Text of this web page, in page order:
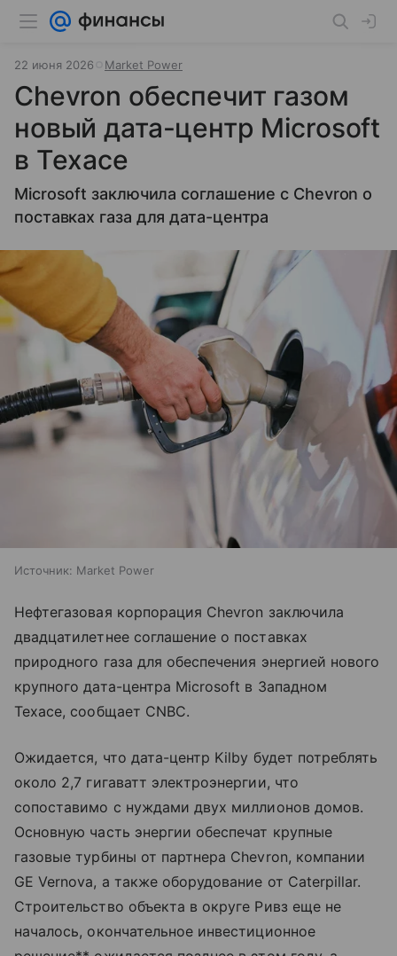
22 июня 2026 Market Power
Chevron обеспечит газом
новый дата-центр Microsoft
в Техасе
Microsoft заключила соглашение с Chevron о
поставках газа для дата-центра
Источник: Market Power
Нефтегазовая корпорация Chevron заключила
двадцатилетнее соглашение о поставках
природного газа для обеспечения энергией нового
крупного дата-центра Microsoft в Западном
Техасе, сообщает CNBC.
Ожидается, что дата-центр Kilby будет потреблять
около 2,7 гигаватт электроэнергии, что
сопоставимо с нуждами двух миллионов домов.
Основную часть энергии обеспечат крупные
газовые турбины от партнера Chevron, компании
GE Vernova, а также оборудование от Caterpillar.
Строительство объекта в округе Ривз еще не
началось, окончательное инвестиционное